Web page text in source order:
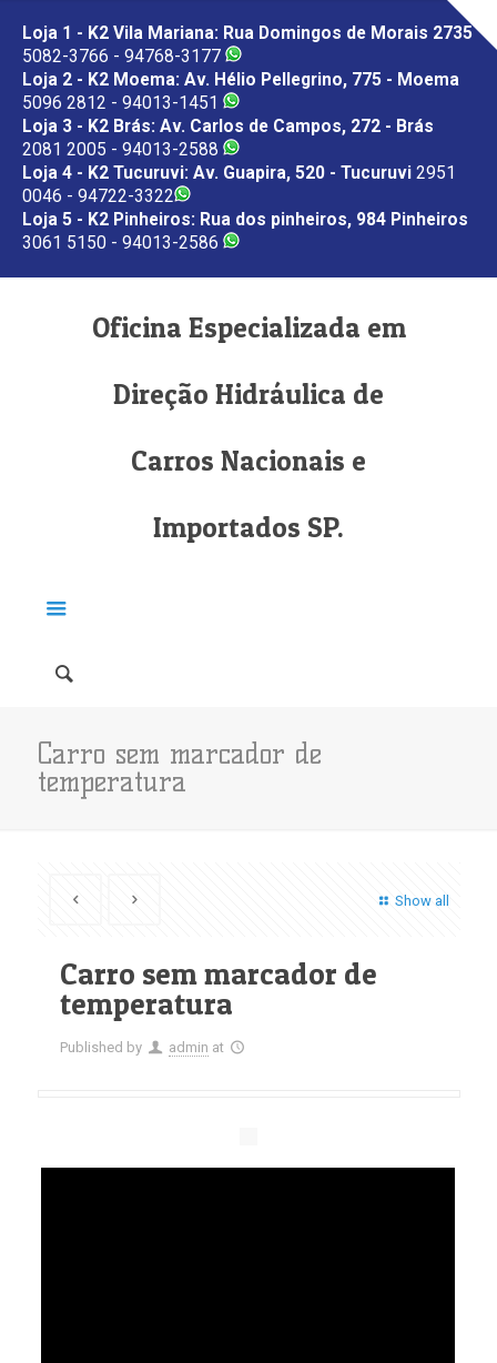
Loja 1 - K2 Vila Mariana: Rua Domingos de Morais 2735
5082-3766 - 94768-3177
Loja 2 - K2 Moema: Av. Hélio Pellegrino, 775 - Moema
5096 2812 - 94013-1451
Loja 3 - K2 Brás: Av. Carlos de Campos, 272 - Brás
2081 2005 - 94013-2588
Loja 4 - K2 Tucuruvi: Av. Guapira, 520 - Tucuruvi 2951
0046 - 94722-3322
Loja 5 - K2 Pinheiros: Rua dos pinheiros, 984 Pinheiros
3061 5150 - 94013-2586
Oficina Especializada em
Direção Hidráulica de
Carros Nacionais e
Importados SP.
Carro sem marcador de
temperatura
Show all
Carro sem marcador de
temperatura
Published by admin at